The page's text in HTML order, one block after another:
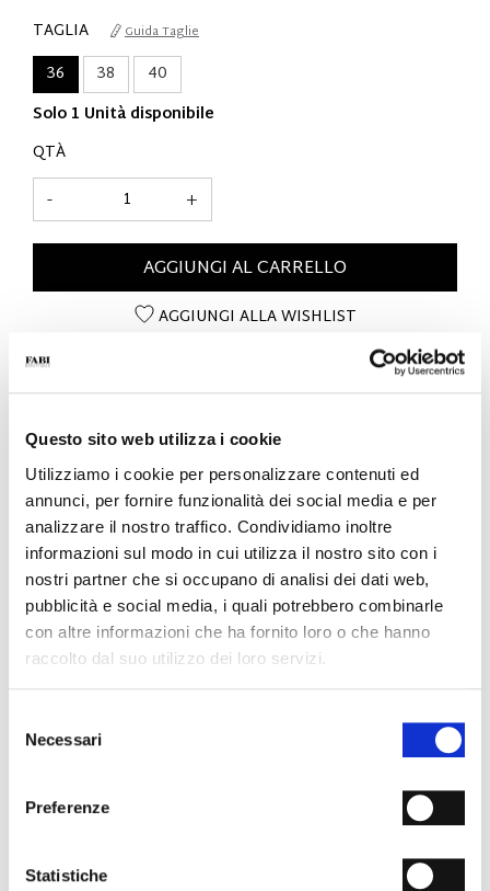
Questo sito web utilizza i cookie
Utilizziamo i cookie per personalizzare contenuti ed
annunci, per fornire funzionalità dei social media e per
analizzare il nostro traffico. Condividiamo inoltre
informazioni sul modo in cui utilizza il nostro sito con i
nostri partner che si occupano di analisi dei dati web,
pubblicità e social media, i quali potrebbero combinarle
con altre informazioni che ha fornito loro o che hanno
raccolto dal suo utilizzo dei loro servizi.
delNecessari
Preferenze
Statistiche
TAGLIA Guida Taglie
36 38
40
Solo 1 Unità disponibile
QTÀ
+
-
AGGIUNGI AL CARRELLO
AGGIUNGI ALLA WISHLIST
- Fondo: Cuoio
- Tacco: 60 mm
- Colore: Nero
- Made in Italy
PERCHÉ È SPECIALE?
LAVORAZIONE
SPEDIZIONI